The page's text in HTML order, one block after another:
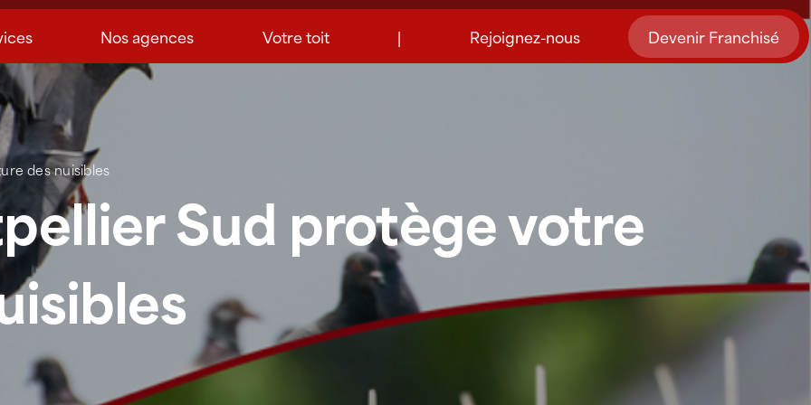
Nos agences Votre toit | Rejoignez-nous Devenir Franchisé
des nuisibles
Sud protège votre